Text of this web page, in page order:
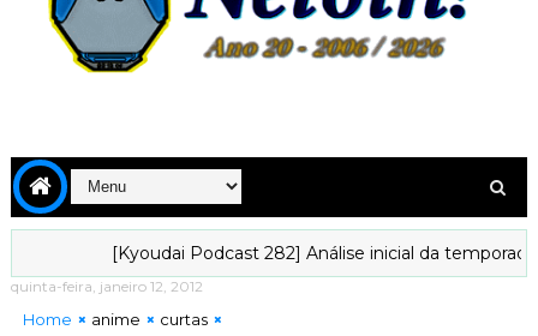
[Kyoudai Podcast 282] Análise inicial da temporada de
quinta-feira, janeiro 12, 2012
Home anime
curtas